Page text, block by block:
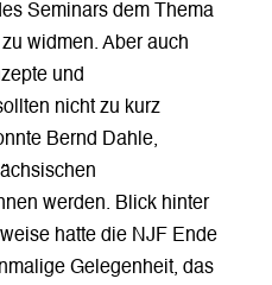
Seminars dem Thema
widmen. Aber auch
und
nicht zu kurz
Bernd Dahle,
werden. Blick hinter
hatte die NJF Ende
Gelegenheit, das